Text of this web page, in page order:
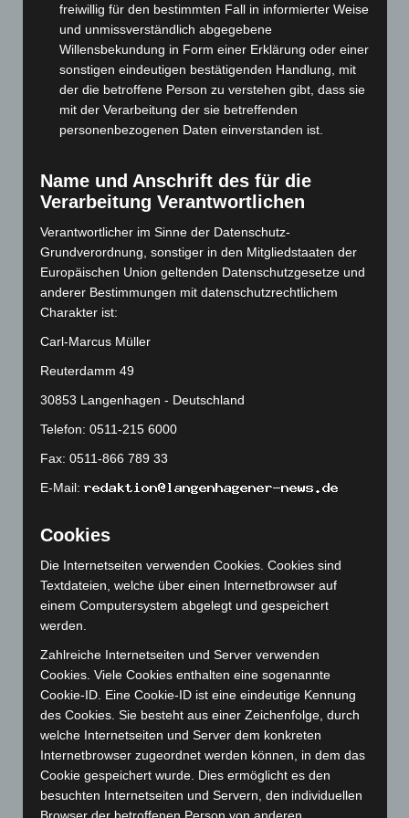
Januar 2025(88)
Dezember 2024(89)
November 2024
(94)
Oktober 2024(93)
September 2024(112)
Juli 2024(89)
Mai 2024(149)
April 2024(102)
März 2024(103)
November 2023(130)
Oktober 2023(114)
September 2023 (133)
August 2023(134)
Juni 2023(142)
Mai 2023(139)
April 2023(155)
März 2023
Februar 2023(154)
Januar 2023 (140)
Dezember 2022(130)
November 2022(167)
Oktober 2022
(166)
September 2022(205)
freiwillig für den bestimmten Fall in informierter Weise
und unmissverständlich abgegebene
Willensbekundung in Form einer Erklärung oder einer
sonstigen eindeutigen bestätigenden Handlung, mit
der die betroffene Person zu verstehen gibt, dass sie
mit der Verarbeitung der sie betreffenden
personenbezogenen Daten einverstanden ist.
Name und Anschrift des für die
Verarbeitung Verantwortlichen
Verantwortlicher im Sinne der Datenschutz-
Grundverordnung, sonstiger in den Mitgliedstaaten der
Europäischen Union geltenden Datenschutzgesetze und
anderer Bestimmungen mit datenschutzrechtlichem
Charakter ist:
Carl-Marcus Müller
Reuterdamm 49
30853 Langenhagen - Deutschland
Telefon: 0511-215 6000
Fax: 0511-866 789 33
E-Mail:
Cookies
Die Internetseiten verwenden Cookies. Cookies sind
Textdateien, welche über einen Internetbrowser auf
einem Computersystem abgelegt und gespeichert
werden.
Zahlreiche Internetseiten und Server verwenden
Cookies. Viele Cookies enthalten eine sogenannte
Cookie-ID. Eine Cookie-ID ist eine eindeutige Kennung
des Cookies. Sie besteht aus einer Zeichenfolge, durch
welche Internetseiten und Server dem konkreten
Internetbrowser zugeordnet werden können, in dem das
Cookie gespeichert wurde. Dies ermöglicht es den
besuchten Internetseiten und Servern, den individuellen